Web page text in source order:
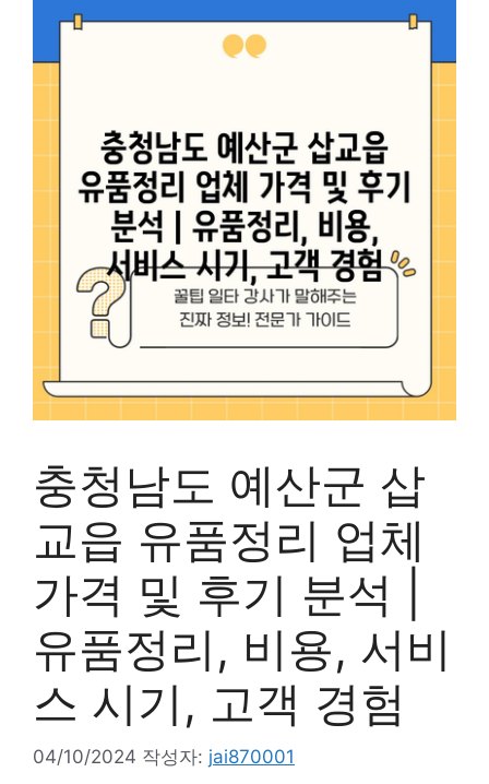
충청남도 예산군 삽
교읍 유품정리 업체
가격 및 후기 분석 |
유품정리, 비용, 서비
스 시기, 고객 경험
04/10/2024 작성자: jai870001